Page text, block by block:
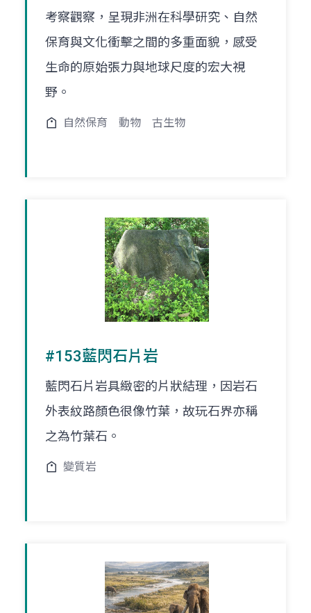
考察觀察，呈現非洲在科學研究、自然
保育與文化衝擊之間的多重面貌，感受
生命的原始張力與地球尺度的宏大視
野。
自然保育 動物 古生物
#153藍閃石片岩
藍閃石片岩具緻密的片狀結理，因岩石
外表紋路顏色很像竹葉，故玩石界亦稱
之為竹葉石。
變質岩